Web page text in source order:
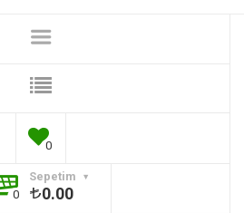
0
Sepetim
0
0.00